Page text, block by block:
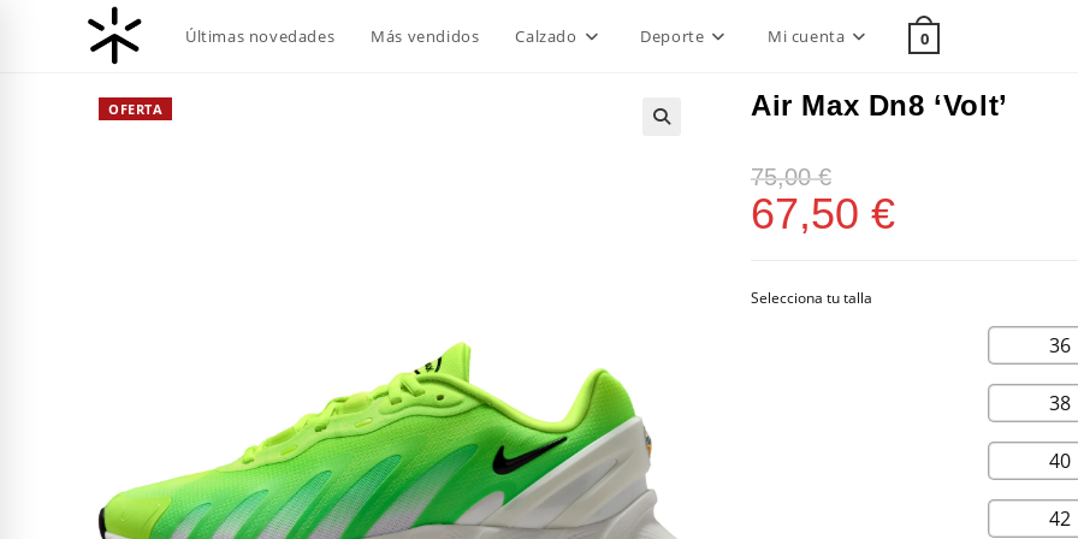
Últimas novedades Más vendidos Calzado Deporte Mi cuenta 0
OFERTA Air Max Dn8 ‘Volt’
75,00€
67,50 €
36
38
40
42